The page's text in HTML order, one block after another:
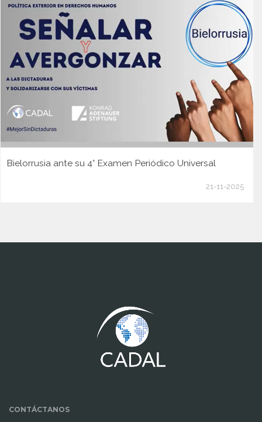
Bielorrusia ante su 4° Examen Periódico Universal
21-11-2025
CONTÁCTANOS